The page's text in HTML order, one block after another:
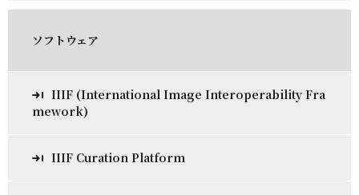
ソフトウェア
IIIF (International Image Interoperability Fra
mework)
IIIF Curation Platform